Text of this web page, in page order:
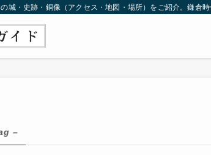
城・史跡・銅像（アクセス・地図・場所）をご紹介。鎌倉
–